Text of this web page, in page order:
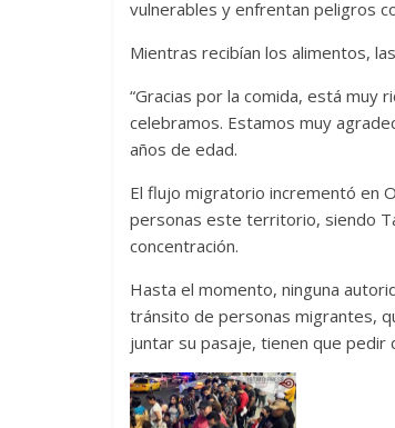
vulnerables y enfrentan peligros
Mientras recibían los alimentos,
“Gracias por la comida, está muy
celebramos. Estamos muy
años de edad.
El flujo migratorio incrementó en
personas este territorio, siendo
concentración.
Hasta el momento, ninguna
tránsito de personas migrantes,
juntar su pasaje, tienen que pedir